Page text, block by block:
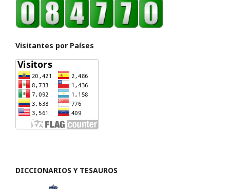
Visitantes por Países
DICCIONARIOS Y TESAUROS